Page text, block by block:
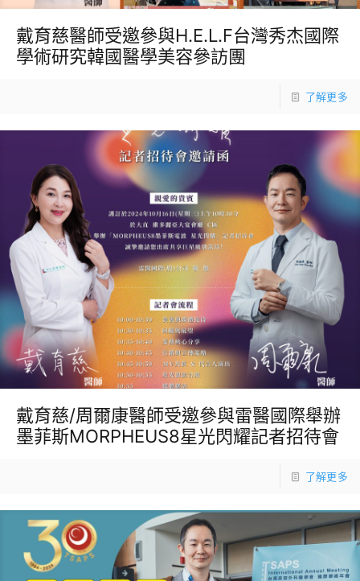
戴育慈醫師受邀參與H.E.L.F台灣秀杰國際
學術研究韓國醫學美容參訪團
了解更多
戴育慈/周爾康醫師受邀參與雷醫國際舉辦
墨菲斯MORPHEUS8星光閃耀記者招待會
了解更多